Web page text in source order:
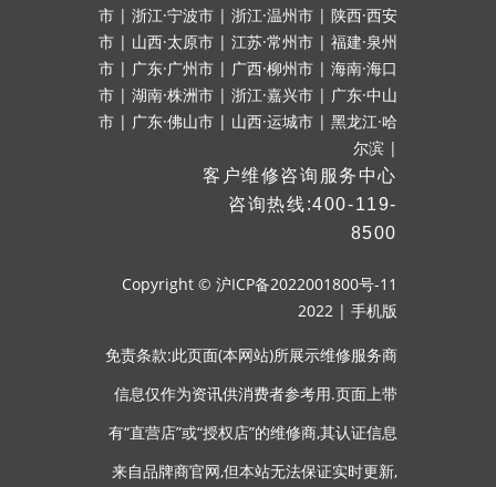
市 | 浙江·宁波市 | 浙江·温州市 | 陕西·西安
市 | 山西·太原市 | 江苏·常州市 | 福建·泉州
市 | 广东·广州市 | 广西·柳州市 | 海南·海口
市 | 湖南·株洲市 | 浙江·嘉兴市 | 广东·中山
市 | 广东·佛山市 | 山西·运城市 | 黑龙江·哈
尔滨 |
客户维修咨询服务中心
咨询热线:400-119-
8500
Copyright © 沪ICP备2022001800号-11
2022 | 手机版
免责条款:此页面(本网站)所展示维修服务商
信息仅作为资讯供消费者参考用.页面上带
有“直营店”或“授权店”的维修商,其认证信息
来自品牌商官网,但本站无法保证实时更新,